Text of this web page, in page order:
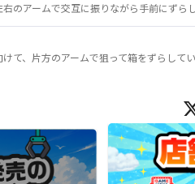
のアームで交互に振りながら手前にずら
て、片方のアームで狙って箱をずらし